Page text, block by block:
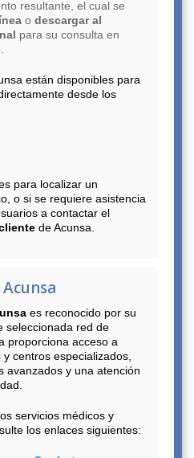
resultante, el cual se
o descargar al
para su consulta en
están disponibles para
desde los
para localizar un
o si se requiere asistencia
a contactar el
de Acunsa.
es reconocido por su
seleccionada red de
proporciona acceso a
centros especializados,
avanzados y una atención
servicios médicos y
los enlaces siguientes: